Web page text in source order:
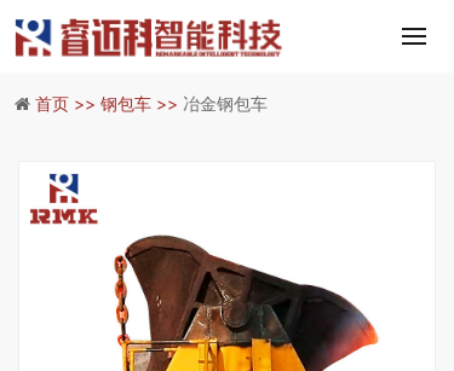
首页 >> 钢包车 >> 冶金钢包车